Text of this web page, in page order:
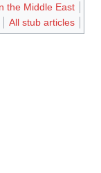
the Middle East
All stub articles